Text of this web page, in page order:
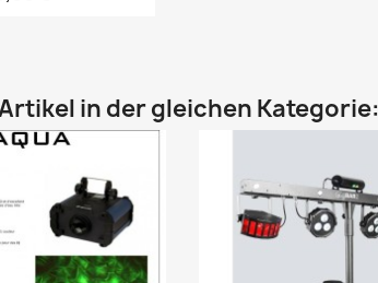
in der gleichen Kategorie: